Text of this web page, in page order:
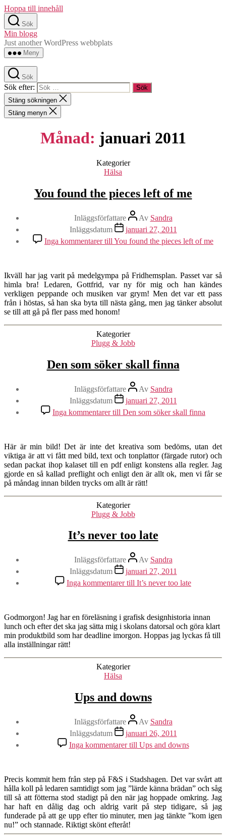
Hoppa till innehåll
Sök
Min blogg
Just another WordPress webbplats
Meny
Sök
Sök efter:
Stäng sökningen
Stäng menyn
Månad: januari 2011
Kategorier
Hälsa
You found the pieces left of me
Inläggsförfattare Av Sandra
Inläggsdatum
januari 27, 2011
Inga kommentarertill You found the pieces left of me
Ikväll har jag varit på medelgympa på Fridhemsplan. Passet var så
himla bra! Ledaren, Gottfrid, var ny för mig och han kändes
verkligen peppande och musiken var grym! Men det var ett pass
från i höstas, så han ska byta till nästa gång, men jag tänker absolut
se till att gå på fler pass med honom!
Kategorier
Plugg & Jobb
Den som söker skall finna
Inläggsförfattare Av Sandra
Inläggsdatum
januari 27, 2011
Inga kommentarertill Den som söker skall finna
Här är min bild! Det är inte det kreativa som bedöms, utan det
viktiga är att vi fått med bild, text och tonplattor (färgade rutor) och
sedan packat ihop kalaset till en pdf enligt konstens alla regler. Jag
gjorde en så kallad preflight och enligt den är allt ok, men vi får se
på måndag innan bilden trycks om allt är rätt!
Kategorier
Plugg & Jobb
It’s never too late
Inläggsförfattare Av Sandra
Inläggsdatum
januari 27, 2011
Inga kommentarertill It’s never too late
Godmorgon! Jag har en föreläsning i grafisk designhistoria innan
lunch och efter det ska jag sätta mig i skolans datorsal och göra klart
min produktbild som har deadline imorgon. Hoppas jag lyckas få till
alla inställningar rätt!
Kategorier
Hälsa
Ups and downs
Inläggsförfattare Av Sandra
Inläggsdatum
januari 26, 2011
Inga kommentarertill Ups and downs
Precis kommit hem från step på F&S i Stadshagen. Det var svårt att
hålla koll på ledaren samtidigt som jag ”lärde känna brädan” och såg
till så att fötterna stod stadigt på den när jag hoppade omkring. Jag
har haft en dålig dag och aldrig varit på step tidigare, så jag
funderade på att ge upp efter tio minuter, men jag tänkte ”kom igen
nu!” och stannade. Riktigt skönt efteråt!